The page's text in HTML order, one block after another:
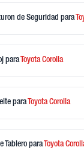
de Seguridad para
para ToyotaCorolla
para ToyotaCorolla
Tablero para Toyota